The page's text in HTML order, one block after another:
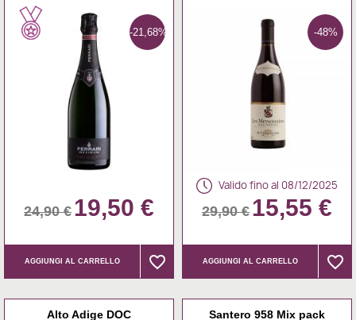
-21,68%
24,90 € 19,50 €
AGGIUNGI AL CARRELLO favorite_border
favorite_border
-48%
Valido fino al 08/12/2025
29,90 € 15,55 €
AGGIUNGI AL CARRELLO favorite_border
favorite_border
Alto Adige DOC
Santero 958 Mix pack